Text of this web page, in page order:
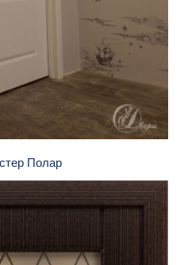
Полар